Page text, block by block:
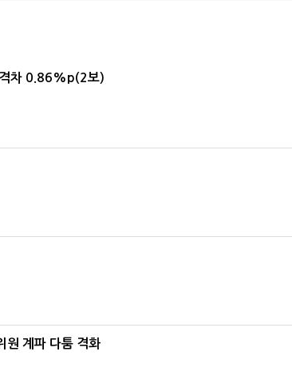
차 0.86%p(2보)
원 계파 다툼 격화